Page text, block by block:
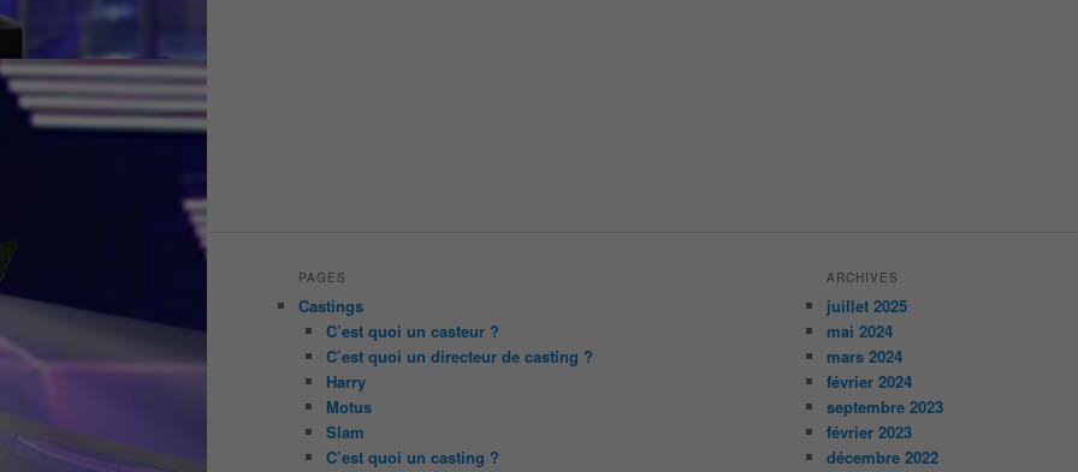
PAGES
Castings
C’est quoi un casteur ?
C’est quoi un directeur de casting ?
Harry
Motus
Slam
C’est quoi un casting ?
ARCHIVES
juillet 2025
mai 2024
mars 2024
février 2024
septembre 2023
février 2023
décembre 2022